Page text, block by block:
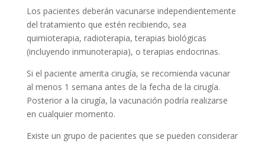
Los pacientes deberán vacunarse independientemente
del tratamiento que estén recibiendo, sea
quimioterapia, radioterapia, terapias biológicas
(incluyendo inmunoterapia), o terapias endocrinas.
Si el paciente amerita cirugía, se recomienda vacunar
al menos 1 semana antes de la fecha de la cirugía.
Posterior a la cirugía, la vacunación podría realizarse
en cualquier momento.
Existe un grupo de pacientes que se pueden considerar